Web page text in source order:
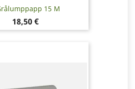
15 M
Pris
18,50 €